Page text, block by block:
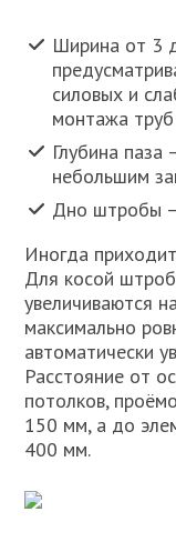
Ширина от 3
силовых и
монтажа
Глубина
небольшим
Дно штробы –
Иногда
Для косой
увеличиваются
максимально
автоматически
Расстояние от
потолков,
150 мм, а до
400 мм.